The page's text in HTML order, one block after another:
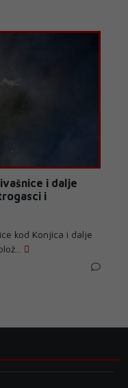
i dalje
i
kod Konjica i dalje